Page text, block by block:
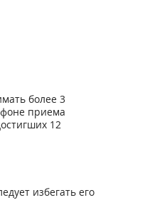
более 3
приема
12
избегать его